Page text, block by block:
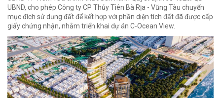
UBND, cho phép Công ty CP Thủy Tiên Bà Rịa - Vũng Tàu chuyển
mục đích sử dụng đất để kết hợp với phần diện tích đất đã được cấp
giấy chứng nhận, nhằm triển khai dự án C-Ocean View.